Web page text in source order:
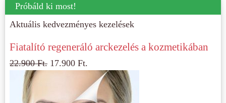
Próbáld ki most!
Aktuális kedvezményes kezelések
Fiatalító regeneráló arckezelés a kozmetikában
22.900Ft. 17.900Ft.